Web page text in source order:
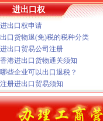
直属局组织企业赴万州开展
发展中介机构
商所12315分类监管平台应用
动
商局长工作研讨会
质量
设
进出口权
进出口权申请
出口货物退(免)税的税种分类
进出口贸易公司注册
香港进出口货物通关须知
哪些企业可以出口退税？
注册进出口贸易须知